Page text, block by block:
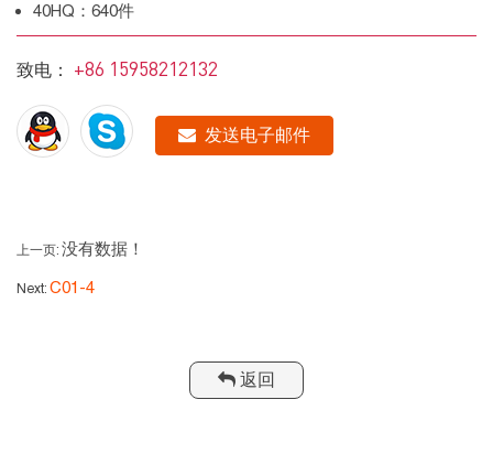
40HQ：640件
致电： +86 15958212132
发送电子邮件
上一页: 没有数据！
Next: C01-4
返回